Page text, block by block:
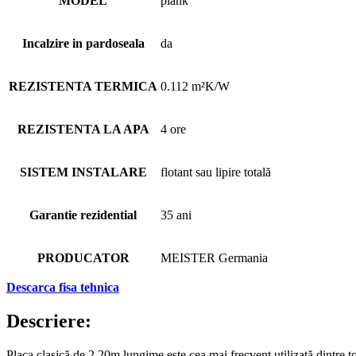
Incalzire in pardoseala da
REZISTENTA TERMICA 0.112 m²K/W
REZISTENTA LA APA 4 ore
SISTEM INSTALARE flotant sau lipire totală
Garantie rezidential 35 ani
PRODUCATOR MEISTER Germania
Descarca fisa tehnica
Descriere: